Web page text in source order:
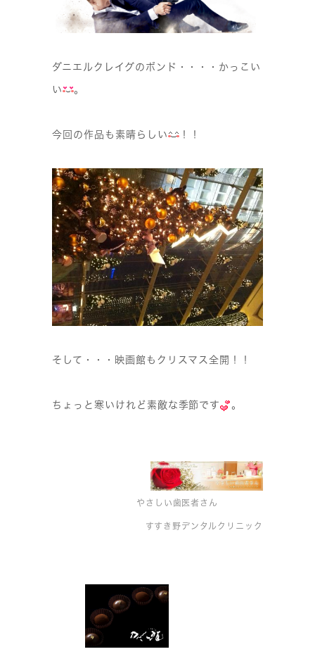
ダニエルクレイグのボンド・・・・かっこい
い 。
今回の作品も素晴らしい ！！
そして・・・映画館もクリスマス全開！！
ちょっと寒いけれど素敵な季節です 。
やさしい歯医者さん
すすき野デンタルクリニック